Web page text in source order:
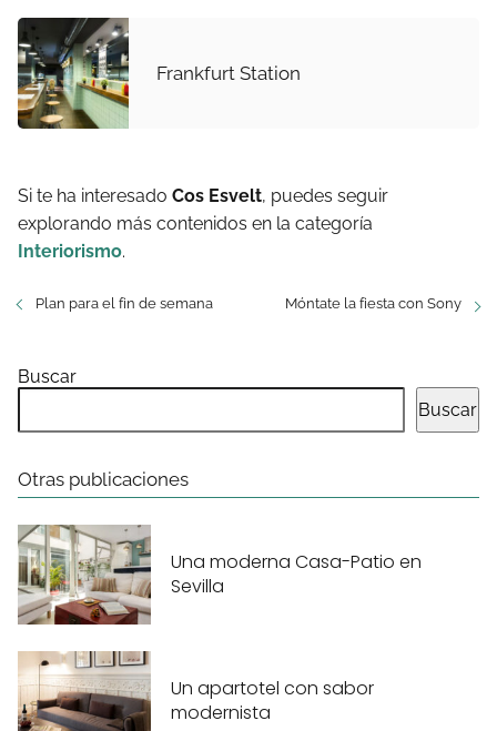
Frankfurt Station
Si te ha interesado Cos Esvelt, puedes seguir
explorando más contenidos en la categoría
Interiorismo.
Plan para el fin de semana Móntate la fiesta con Sony
Buscar
Buscar
Otras publicaciones
Una moderna Casa-Patio en
Sevilla
Un apartotel con sabor
modernista